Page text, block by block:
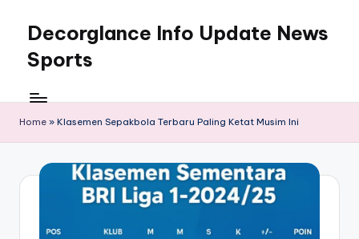
content
Decorglance Info Update News
Sports
adalah
sebuah
portal
olahraga
Home » Klasemen Sepakbola Terbaru Paling Ketat Musim Ini